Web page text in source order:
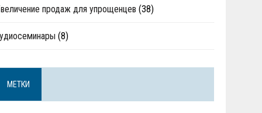
продаж для упрощенцев (38)
(8)
МЕТКИ